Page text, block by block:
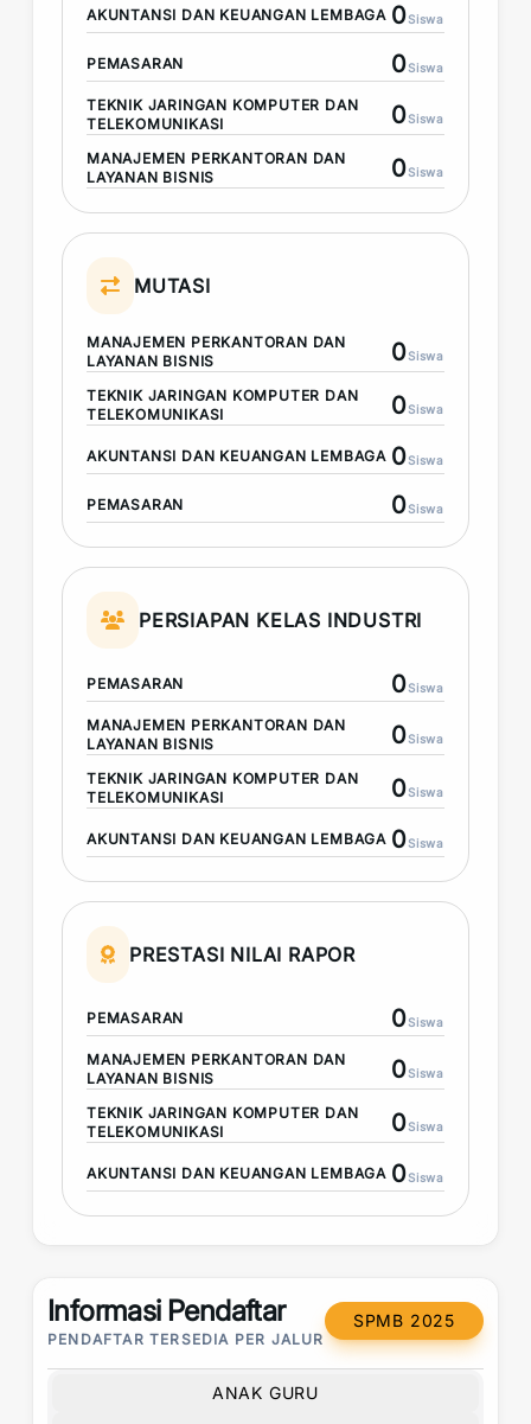
AKUNTANSI DAN KEUANGAN LEMBAGA 0Siswa
PEMASARAN 0Siswa
TEKNIK JARINGAN KOMPUTER DAN
TELEKOMUNIKASI
0Siswa
MANAJEMEN PERKANTORAN DAN
LAYANAN BISNIS
0Siswa
MUTASI
MANAJEMEN PERKANTORAN DAN
LAYANAN BISNIS
0Siswa
TEKNIK JARINGAN KOMPUTER DAN
TELEKOMUNIKASI
0Siswa
AKUNTANSI DAN KEUANGAN LEMBAGA 0Siswa
PEMASARAN 0Siswa
PERSIAPAN KELAS INDUSTRI
PEMASARAN 0Siswa
MANAJEMEN PERKANTORAN DAN
LAYANAN BISNIS
0Siswa
TEKNIK JARINGAN KOMPUTER DAN
TELEKOMUNIKASI
0Siswa
AKUNTANSI DAN KEUANGAN LEMBAGA 0Siswa
PRESTASI NILAI RAPOR
PEMASARAN 0Siswa
MANAJEMEN PERKANTORAN DAN
LAYANAN BISNIS
0Siswa
TEKNIK JARINGAN KOMPUTER DAN
TELEKOMUNIKASI
0Siswa
AKUNTANSI DAN KEUANGAN LEMBAGA 0Siswa
Informasi Pendaftar
PENDAFTAR TERSEDIA PER JALUR
SPMB 2025
ANAK GURU